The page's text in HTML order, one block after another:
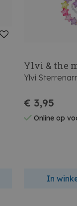
Ylvi & the
Ylvi
€ 3,95
Online op
In